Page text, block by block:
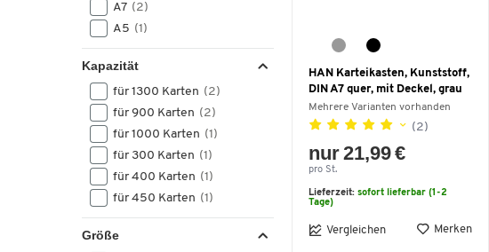
A7 (2)
A5 (1)
Kapazität
für 1300 Karten (2)
für 900 Karten (2)
für 1000 Karten (1)
für 300 Karten (1)
für 400 Karten (1)
für 450 Karten (1)
Größe
HAN Karteikasten, Kunststoff,
DIN A7 quer, mit Deckel, grau
Mehrere Varianten vorhanden
(2)
nur 21,99 €
pro St.
Lieferzeit: sofort lieferbar (1-2
Tage)
Vergleichen Merken